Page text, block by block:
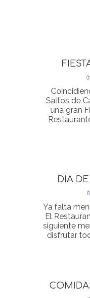
Saltos de
una gran
DIA
Ya falta
El
siguiente
disfrutar